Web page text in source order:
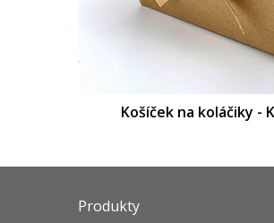
Košíček na koláčiky -
Produkty